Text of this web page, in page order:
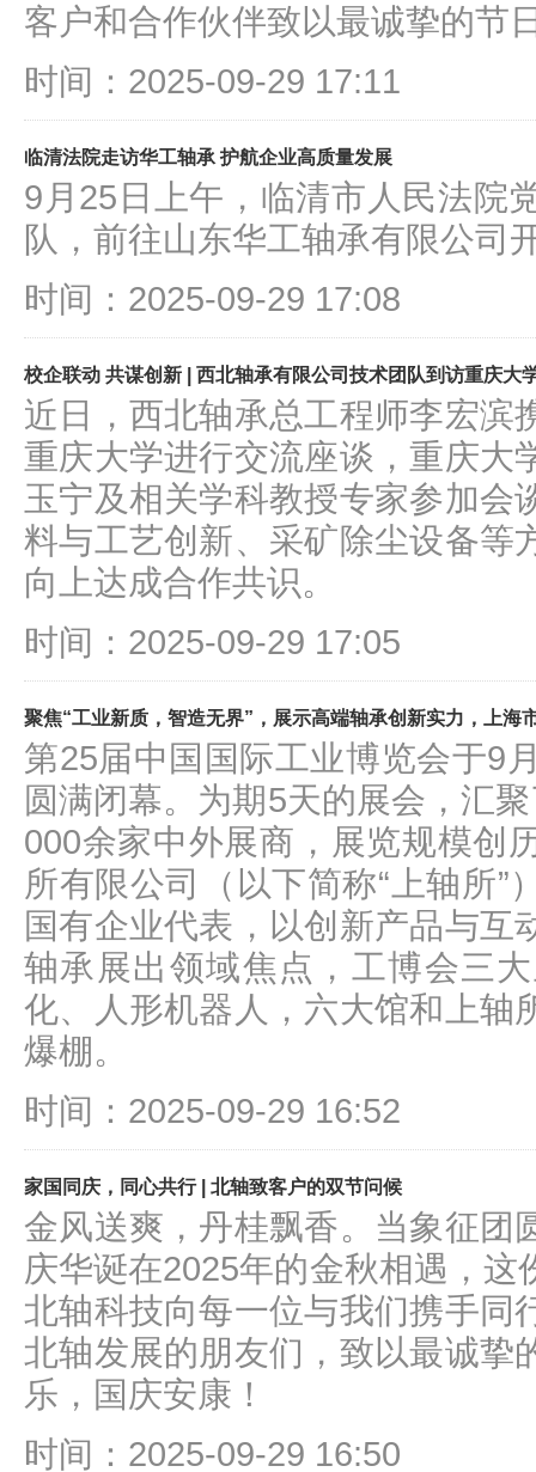
客户和合作伙伴致以最诚挚的节
时间：2025-09-29 17:11
临清法院走访华工轴承 护航企业高质量发展
9月25日上午，临清市人民法院
队，前往山东华工轴承有限公司
时间：2025-09-29 17:08
校企联动 共谋创新 | 西北轴承有限公司技术团队到访重庆大
近日，西北轴承总工程师李宏滨
重庆大学进行交流座谈，重庆大
玉宁及相关学科教授专家参加会
料与工艺创新、采矿除尘设备等
向上达成合作共识。
时间：2025-09-29 17:05
聚焦“工业新质，智造无界”，展示高端轴承创新实力，上海
第25届中国国际工业博览会于9
圆满闭幕。为期5天的展会，汇
000余家中外展商，展览规模创
所有限公司（以下简称“上轴所
国有企业代表，以创新产品与互
轴承展出领域焦点，工博会三
化、人形机器人，六大馆和上轴
爆棚。
时间：2025-09-29 16:52
家国同庆，同心共行 | 北轴致客户的双节问候
金风送爽，丹桂飘香。当象征团
庆华诞在2025年的金秋相遇，
北轴科技向每一位与我们携手同
北轴发展的朋友们，致以最诚挚
乐，国庆安康！
时间：2025-09-29 16:50